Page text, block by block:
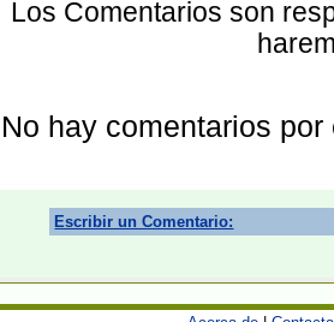
Los Comentarios son
No hay comentarios por
Escribir un Comentario: